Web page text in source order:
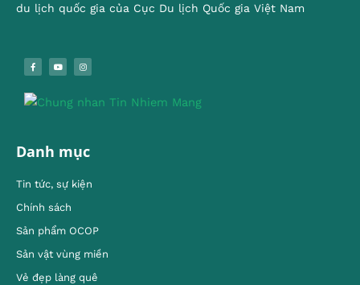
du lịch quốc gia của Cục Du lịch Quốc gia Việt Nam
Danh mục
Tin tức, sự kiện
Chính sách
Sản phẩm OCOP
Sản vật vùng miền
Vẻ đẹp làng quê